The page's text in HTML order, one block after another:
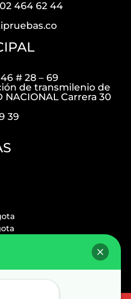
464 62 44
# 28 – 69
de transmilenio de
NACIONAL Carrera 30
39